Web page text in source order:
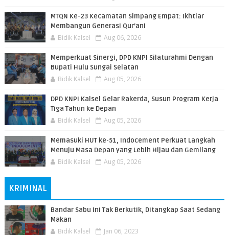
MTQN Ke-23 Kecamatan Simpang Empat: Ikhtiar
Membangun Generasi Qur’ani
Bidik Kalsel Aug 06, 2026
Memperkuat Sinergi, DPD KNPI Silaturahmi Dengan
Bupati Hulu Sungai Selatan
Bidik Kalsel Aug 05, 2026
DPD KNPI Kalsel Gelar Rakerda, Susun Program Kerja
Tiga Tahun ke Depan
Bidik Kalsel Aug 05, 2026
Memasuki HUT ke-51, Indocement Perkuat Langkah
Menuju Masa Depan yang Lebih Hijau dan Gemilang
Bidik Kalsel Aug 05, 2026
KRIMINAL
Bandar Sabu Ini Tak Berkutik, Ditangkap Saat Sedang
Makan
Bidik Kalsel Jan 06, 2023